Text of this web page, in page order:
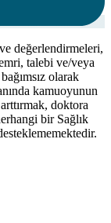
değerlendirmeleri,
talebi ve/veya
olarak
kamuoyunun
doktora
bir Sağlık